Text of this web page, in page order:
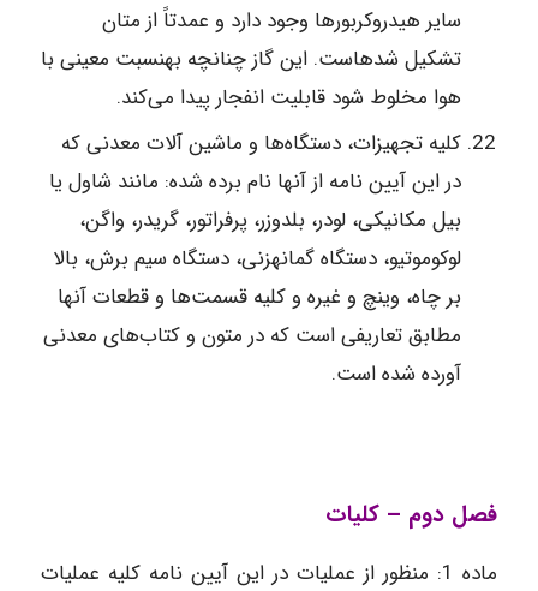
سایر هیدروکربورها وجود دارد و عمدتاً از متان
تشکیل شده‎است. این ‎گاز چنانچه به‎نسبت معینی با
هوا مخلوط ‎شود قابلیت ‎انفجار‎ پیدا می‌کند.
کلیه تجهیزات، دستگاه‌ها و ماشین آلات معدنی که
در این آیین نامه از آنها نام برده شده: مانند شاول یا
بیل مکانیکی، لودر، بلدوزر، پرفراتور، گریدر، واگن،
لوکوموتیو، دستگاه گمانه‎زنی، دستگاه سیم برش، بالا
بر چاه، وینچ و غیره و کلیه قسمت‌ها و قطعات آنها
مطابق تعاریفی است که در متون و کتاب‌های معدنی
آورده شده است.
فصل دوم – کلیات
ماده‌ 1: منظور از عملیات در این آیین نامه کلیه عملیات